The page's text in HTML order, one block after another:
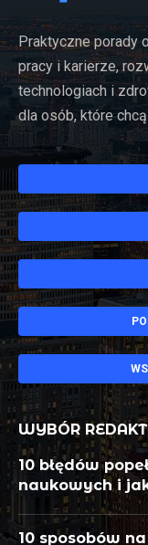
Praktyczne porady
pracy i karierze,
technologiach i
dla osób, które
WYBÓR
10 błędów
naukowych i
10 sposobów